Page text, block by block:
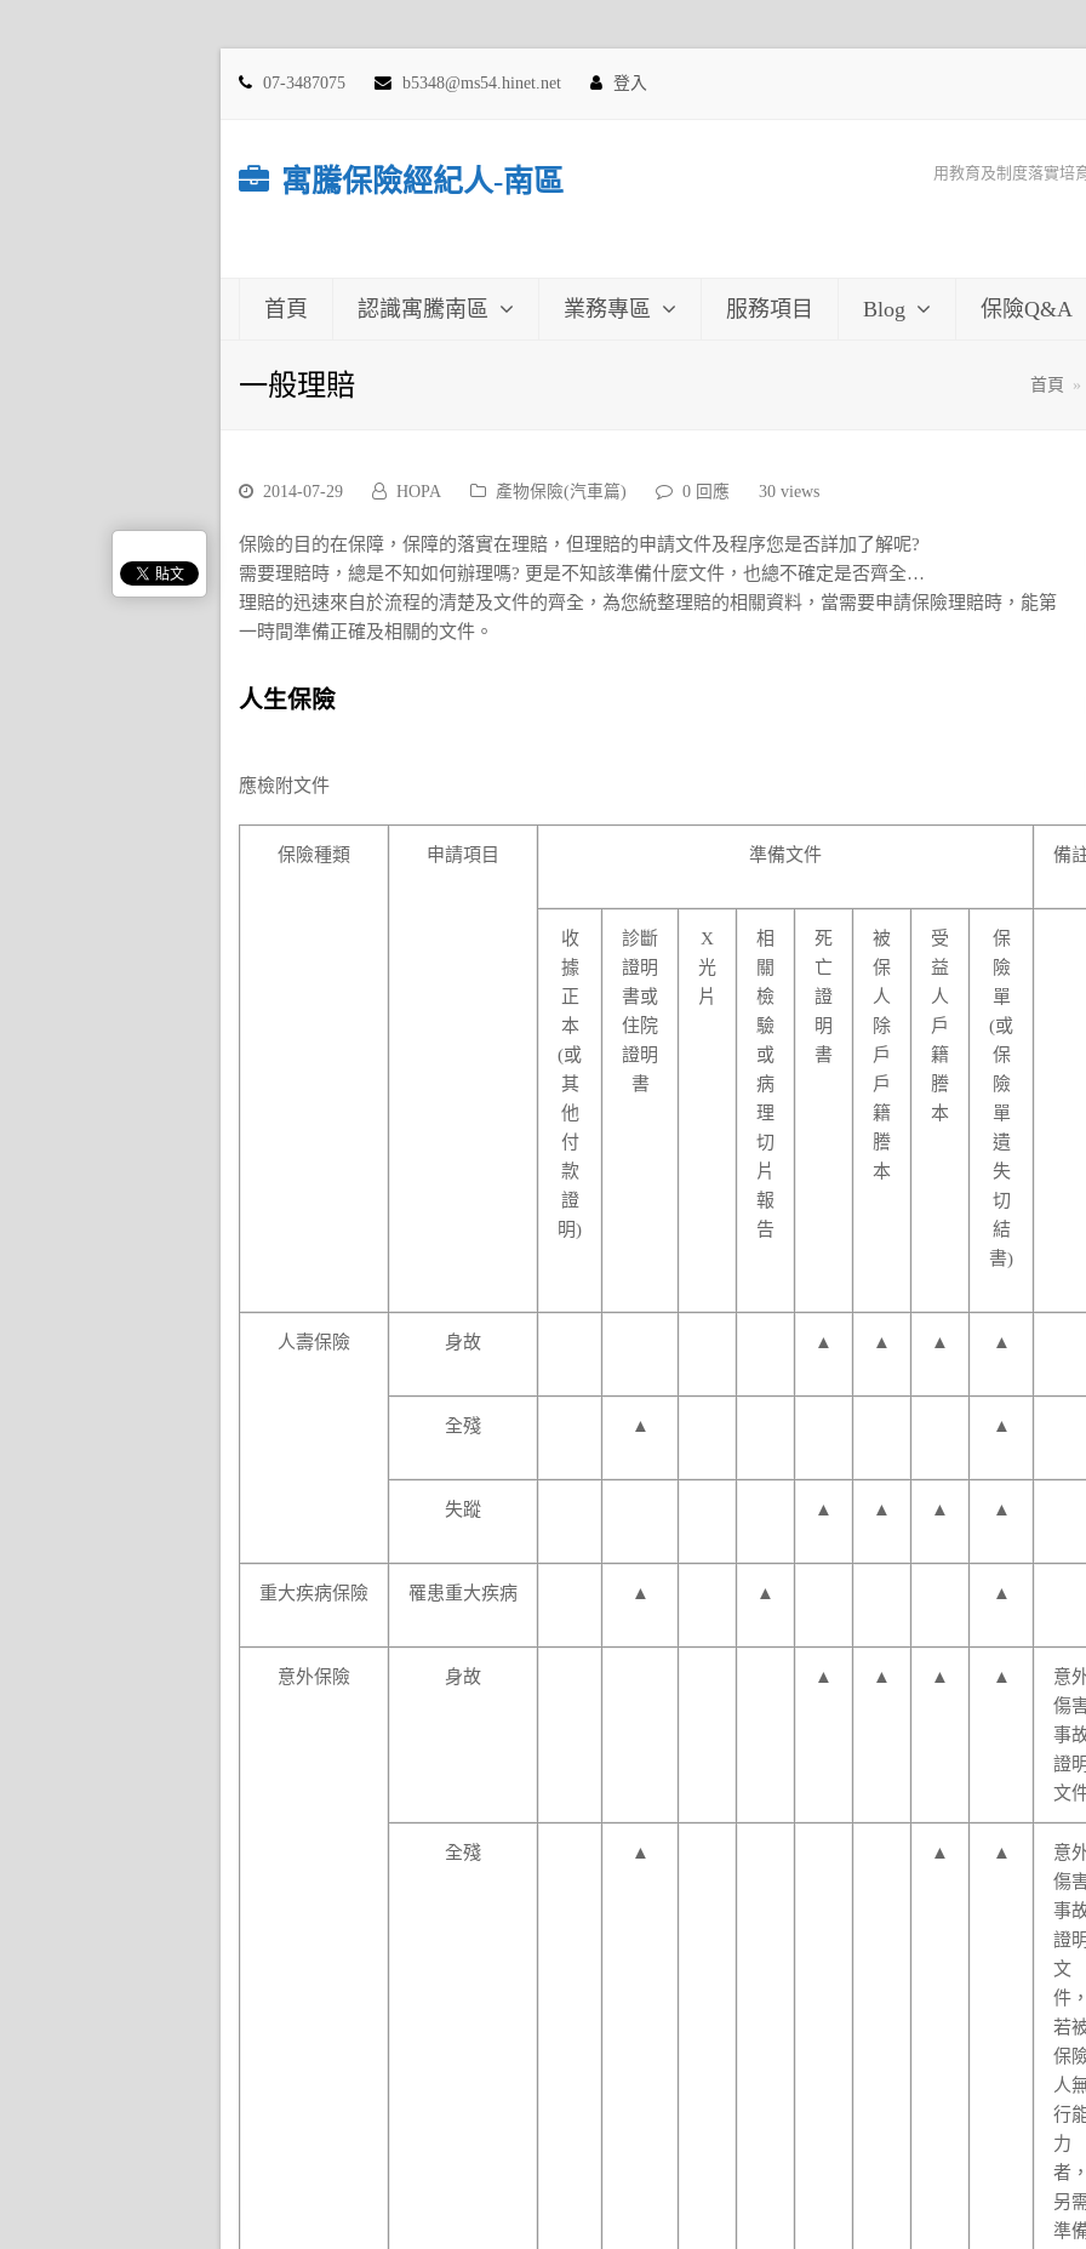
07-3487075 b5348@ms54.hinet.net 登入
寓騰保險經紀人-南區 用教育及制度落實培
首頁 認識寓騰南區 業務專區 服務項目 Blog 保險Q&A
一般理賠 首頁 »
2014-07-29 HOPA 產物保險(汽車篇) 0 回應 30 views
保險的目的在保障，保障的落實在理賠，但理賠的申請文件及程序您是否詳加了解呢?
需要理賠時，總是不知如何辦理嗎? 更是不知該準備什麼文件，也總不確定是否齊全…
理賠的迅速來自於流程的清楚及文件的齊全，為您統整理賠的相關資料，當需要申請保險理賠時，能第
一時間準備正確及相關的文件。
人生保險
應檢附文件
保險種類 申請項目 準備文件 備
收
據
正
本
(或
其
他
付
款
證
明)
診斷
證明
書或
住院
證明
書
X
光
片
相
關
檢
驗
或
病
理
切
片
報
告
死
亡
證
明
書
被
保
人
除
戶
戶
籍
謄
本
受
益
人
戶
籍
謄
本
保
險
單
(或
保
險
單
遺
失
切
結
書)
人壽保險 身故 ▲ ▲ ▲ ▲
全殘 ▲ ▲
失蹤 ▲ ▲ ▲ ▲
重大疾病保險 罹患重大疾病 ▲ ▲ ▲
意外保險 身故 ▲ ▲ ▲ ▲
意
傷
事
證明
文
全殘 ▲ ▲ ▲
意
傷
事
證明
文
件，
若
保
人
行
力
者，
另
準